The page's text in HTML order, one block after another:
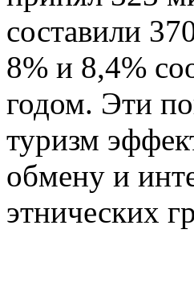
составили
8% и 8,4%
годом. Эти
туризм
обмену и
этнических